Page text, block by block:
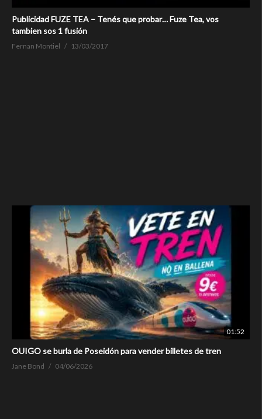
Publicidad FUZE TEA – Tenés que probar… Fuze Tea, vos
tambien sos 1 fusión
Fernan Montiel 13/03/2017
01:52
OUIGO se burla de Poseidón para vender billetes de tren
Jane Bond 04/06/2026